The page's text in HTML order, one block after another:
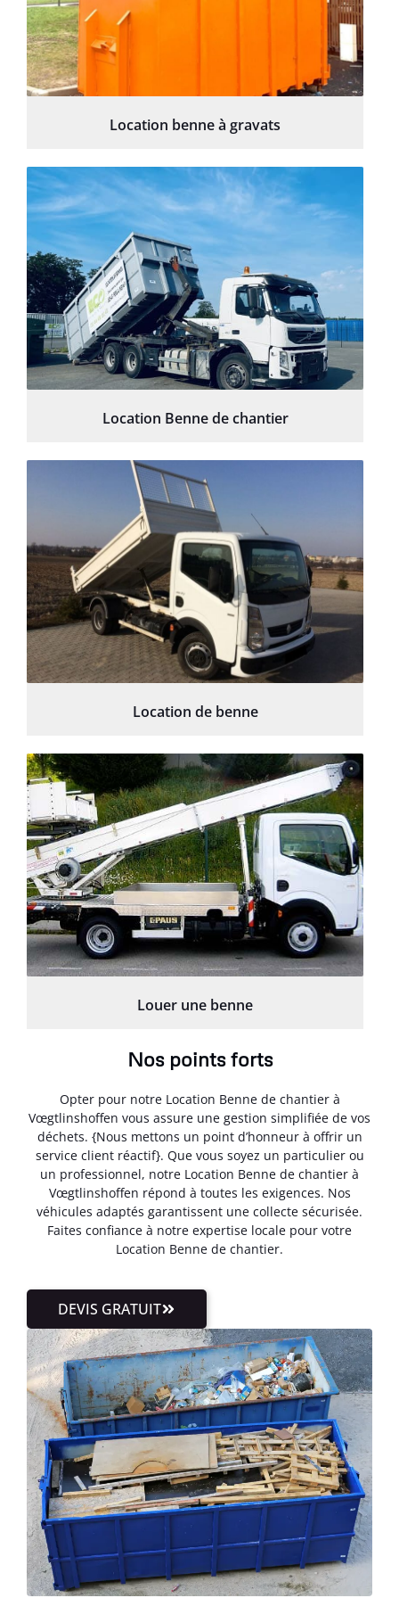
Location benne à gravats
Location Benne de chantier
Location de benne
Louer une benne
Nos points forts
Opter pour notre Location Benne de chantier à
Vœgtlinshoffen vous assure une gestion simplifiée de vos
déchets. {Nous mettons un point d’honneur à offrir un
service client réactif}. Que vous soyez un particulier ou
un professionnel, notre Location Benne de chantier à
Vœgtlinshoffen répond à toutes les exigences. Nos
véhicules adaptés garantissent une collecte sécurisée.
Faites confiance à notre expertise locale pour votre
Location Benne de chantier.
DEVIS GRATUIT